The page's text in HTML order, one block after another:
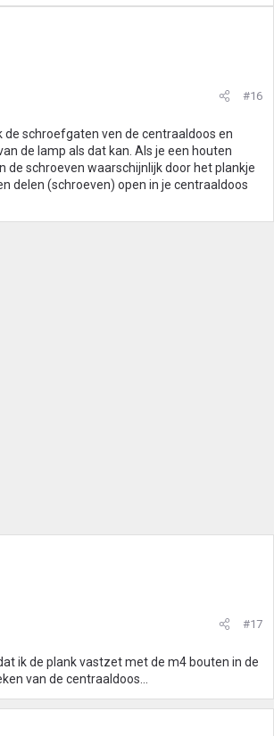
#16
de schroefgaten ven de centraaldoos en
de lamp als dat kan. Als je een houten
de schroeven waarschijnlijk door het plankje
delen (schroeven) open in je centraaldoos
#17
ik de plank vastzet met de m4 bouten in de
van de centraaldoos...